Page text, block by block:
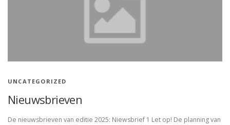
UNCATEGORIZED
Nieuwsbrieven
De nieuwsbrieven van editie 2025: Niewsbrief 1 Let op! De planning van